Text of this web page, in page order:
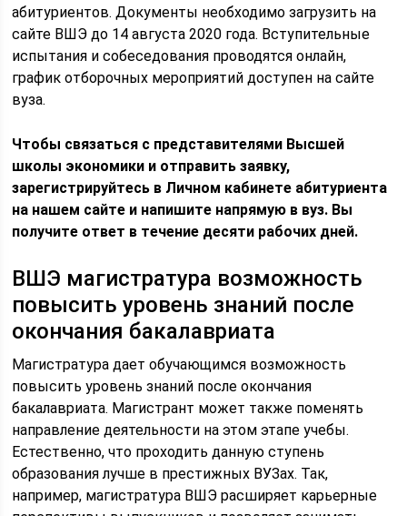
абитуриентов. Документы необходимо загрузить на
сайте ВШЭ до 14 августа 2020 года. Вступительные
испытания и собеседования проводятся онлайн,
график отборочных мероприятий доступен на сайте
вуза.
Чтобы связаться с представителями Высшей
школы экономики и отправить заявку,
зарегистрируйтесь в Личном кабинете абитуриента
на нашем сайте и напишите напрямую в вуз. Вы
получите ответ в течение десяти рабочих дней.
ВШЭ магистратура возможность
повысить уровень знаний после
окончания бакалавриата
Магистратура дает обучающимся возможность
повысить уровень знаний после окончания
бакалавриата. Магистрант может также поменять
направление деятельности на этом этапе учебы.
Естественно, что проходить данную ступень
образования лучше в престижных ВУЗах. Так,
например, магистратура ВШЭ расширяет карьерные